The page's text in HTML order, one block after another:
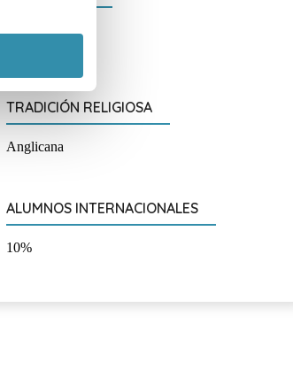
TRADICIÓN RELIGIOSA
Anglicana
ALUMNOS INTERNACIONALES
10%